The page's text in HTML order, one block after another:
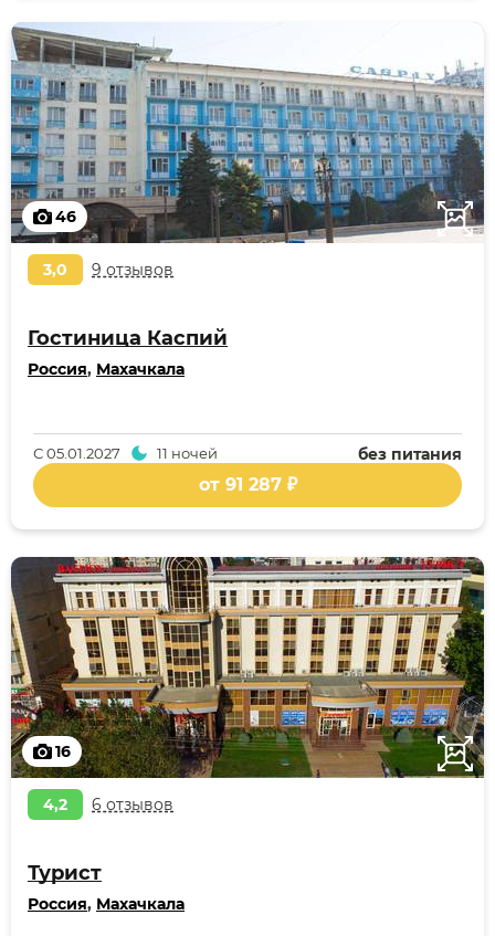
46
3,0 9 отзывов
Гостиница Каспий
Россия, Махачкала
без питания
С05.01.2027 11 ночей
от 91 287 ₽
16
4,2 6 отзывов
Турист
Россия, Махачкала